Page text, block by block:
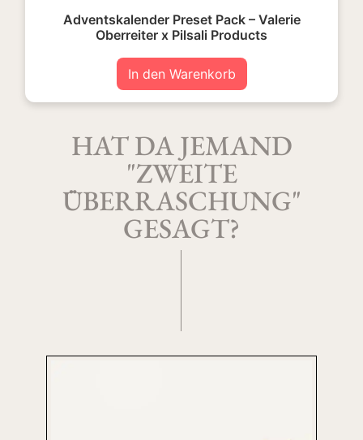
Adventskalender Preset Pack – Valerie
Oberreiter x Pilsali Products
In den Warenkorb
HAT DA JEMAND
"ZWEITE
ÜBERRASCHUNG"
GESAGT?